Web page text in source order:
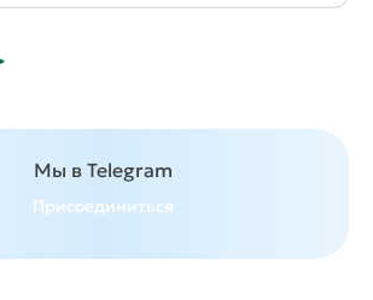
Мы в Telegram
Присоединиться